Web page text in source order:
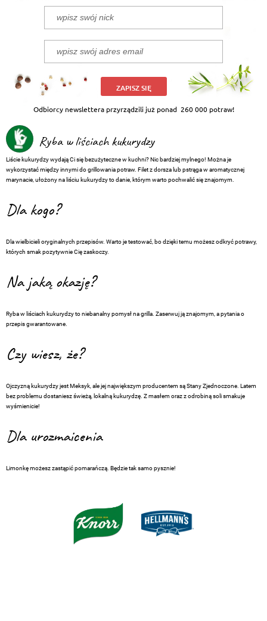
ZAPISZ SIĘ
Odbiorcy newslettera przyrządzili już ponad 260 000 potraw!
Ryba w liściach kukurydzy
Liście kukurydzy wydają Ci się bezużyteczne w kuchni? Nic bardziej mylnego! Można je
wykorzystać między innymi do grillowania potraw. Filet z dorsza lub pstrąga w aromatycznej
marynacie, ułożony na liściu kukurydzy to danie, którym warto pochwalić się znajomym.
Dla kogo?
Dla wielbicieli oryginalnych przepisów. Warto je testować, bo dzięki temu możesz odkryć potrawy,
których smak pozytywnie Cię zaskoczy.
Na jaką okazję?
Ryba w liściach kukurydzy to niebanalny pomysł na grilla. Zaserwuj ją znajomym, a pytania o
przepis gwarantowane.
Czy wiesz, że?
Ojczyzną kukurydzy jest Meksyk, ale jej największym producentem są Stany Zjednoczone. Latem
bez problemu dostaniesz świeżą, lokalną kukurydzę. Z masłem oraz z odrobiną soli smakuje
wyśmienicie!
Dla urozmaicenia
Limonkę możesz zastąpić pomarańczą. Będzie tak samo pysznie!